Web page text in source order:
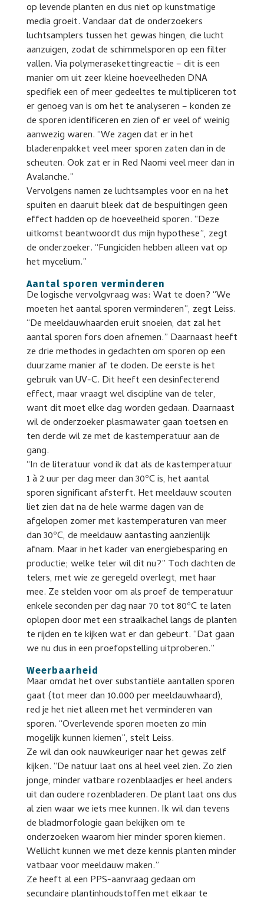
op levende planten en dus niet op kunstmatige
media groeit. Vandaar dat de onderzoekers
luchtsamplers tussen het gewas hingen, die lucht
aanzuigen, zodat de schimmelsporen op een filter
vallen. Via polymerasekettingreactie – dit is een
manier om uit zeer kleine hoeveelheden DNA
specifiek een of meer gedeeltes te multipliceren tot
er genoeg van is om het te analyseren – konden ze
de sporen identificeren en zien of er veel of weinig
aanwezig waren. “We zagen dat er in het
bladerenpakket veel meer sporen zaten dan in de
scheuten. Ook zat er in Red Naomi veel meer dan in
Avalanche.”
Vervolgens namen ze luchtsamples voor en na het
spuiten en daaruit bleek dat de bespuitingen geen
effect hadden op de hoeveelheid sporen. “Deze
uitkomst beantwoordt dus mijn hypothese”, zegt
de onderzoeker. “Fungiciden hebben alleen vat op
het mycelium.”
Aantal sporen verminderen
De logische vervolgvraag was: Wat te doen? “We
moeten het aantal sporen verminderen”, zegt Leiss.
“De meeldauwhaarden eruit snoeien, dat zal het
aantal sporen fors doen afnemen.” Daarnaast heeft
ze drie methodes in gedachten om sporen op een
duurzame manier af te doden. De eerste is het
gebruik van UV-C. Dit heeft een desinfecterend
effect, maar vraagt wel discipline van de teler,
want dit moet elke dag worden gedaan. Daarnaast
wil de onderzoeker plasmawater gaan toetsen en
ten derde wil ze met de kastemperatuur aan de
gang.
“In de literatuur vond ik dat als de kastemperatuur
1 à 2 uur per dag meer dan 30ºC is, het aantal
sporen significant afsterft. Het meeldauw scouten
liet zien dat na de hele warme dagen van de
afgelopen zomer met kastemperaturen van meer
dan 30ºC, de meeldauw aantasting aanzienlijk
afnam. Maar in het kader van energiebesparing en
productie; welke teler wil dit nu?” Toch dachten de
telers, met wie ze geregeld overlegt, met haar
mee. Ze stelden voor om als proef de temperatuur
enkele seconden per dag naar 70 tot 80ºC te laten
oplopen door met een straalkachel langs de planten
te rijden en te kijken wat er dan gebeurt. “Dat gaan
we nu dus in een proefopstelling uitproberen.”
Weerbaarheid
Maar omdat het over substantiële aantallen sporen
gaat (tot meer dan 10.000 per meeldauwhaard),
red je het niet alleen met het verminderen van
sporen. “Overlevende sporen moeten zo min
mogelijk kunnen kiemen”, stelt Leiss.
Ze wil dan ook nauwkeuriger naar het gewas zelf
kijken. “De natuur laat ons al heel veel zien. Zo zien
jonge, minder vatbare rozenblaadjes er heel anders
uit dan oudere rozenbladeren. De plant laat ons dus
al zien waar we iets mee kunnen. Ik wil dan tevens
de bladmorfologie gaan bekijken om te
onderzoeken waarom hier minder sporen kiemen.
Wellicht kunnen we met deze kennis planten minder
vatbaar voor meeldauw maken.”
Ze heeft al een PPS-aanvraag gedaan om